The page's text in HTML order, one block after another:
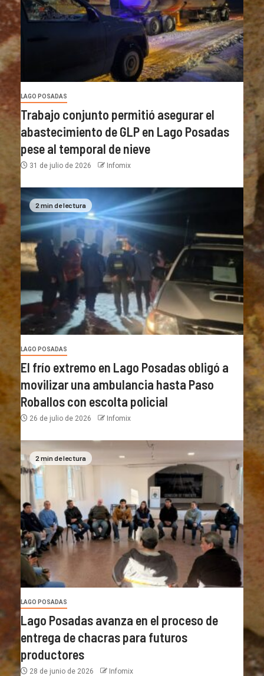
LAGO POSADAS
Trabajo conjunto permitió asegurar el
abastecimiento de GLP en Lago Posadas
pese al temporal de nieve
31 de julio de 2026 Infomix
2 min de lectura
LAGO POSADAS
El frío extremo en Lago Posadas obligó a
movilizar una ambulancia hasta Paso
Roballos con escolta policial
26 de julio de 2026 Infomix
2 min de lectura
LAGO POSADAS
Lago Posadas avanza en el proceso de
entrega de chacras para futuros
productores
28 de junio de 2026 Infomix